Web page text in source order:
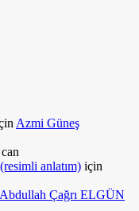
Azmi Güneş
can
anlatım) için
Abdullah Çağrı ELGÜN